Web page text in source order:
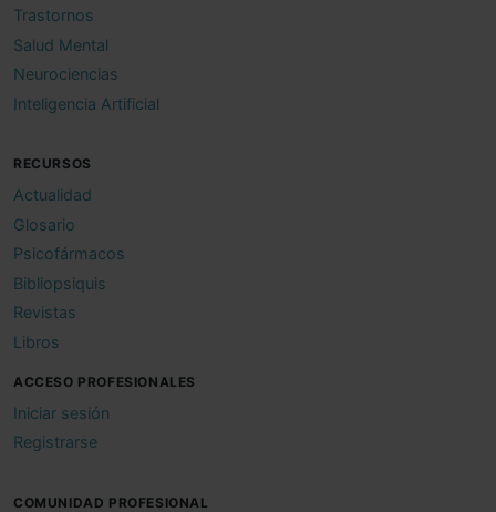
Trastornos
Salud Mental
Neurociencias
Inteligencia Artificial
RECURSOS
Actualidad
Glosario
Psicofármacos
Bibliopsiquis
Revistas
Libros
ACCESO PROFESIONALES
Iniciar sesión
Registrarse
COMUNIDAD PROFESIONAL